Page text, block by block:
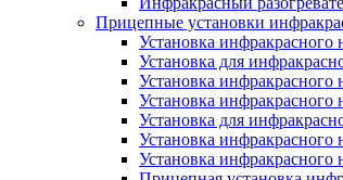
Прицепные установки
Установка инфракрасного
Установка для
Установка инфракрасного
Установка
Установка для
Установка инфракрасного
Установка инфракрасного